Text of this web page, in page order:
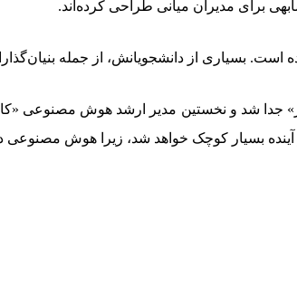
برای مدیران میانی طراحی کرده‌اند.
بسیاری از دانشجویانش، از جمله
جدا شد و نخستین مدیر ارشد هوش
آینده بسیار کوچک خواهد شد، زیرا هوش